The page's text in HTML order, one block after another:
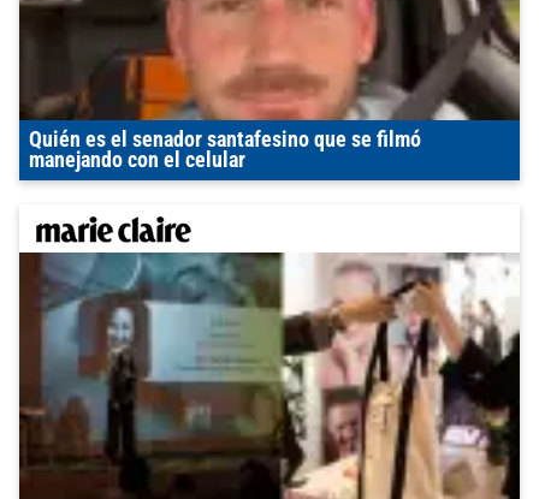
Quién es el senador santafesino que se filmó
manejando con el celular